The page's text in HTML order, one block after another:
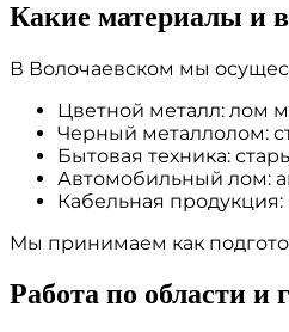
Какие материалы и
В Волочаевском мы
Цветной металл: лом
Черный металлолом:
Бытовая техника:
Автомобильный лом:
Кабельная
Мы принимаем как
Работа по области и